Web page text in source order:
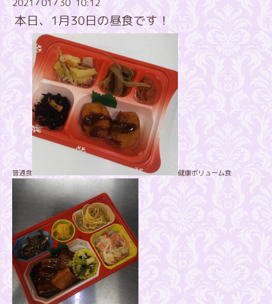
2021 01 30 10:12
本日、1月30日の昼食です！
普通食 健康ボリューム食